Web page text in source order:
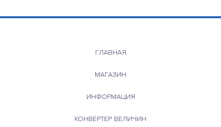
ГЛАВНАЯ
МАГАЗИН
ИНФОРМАЦИЯ
КОНВЕРТЕР ВЕЛИЧИН